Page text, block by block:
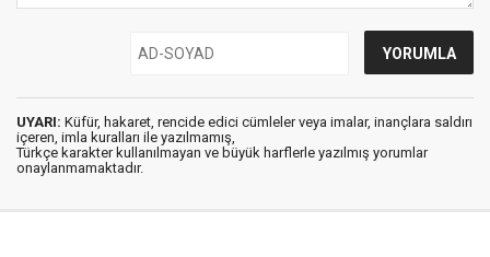
UYARI: Küfür, hakaret, rencide edici cümleler veya imalar, inançlara saldırı
içeren, imla kuralları ile yazılmamış,
Türkçe karakter kullanılmayan ve büyük harflerle yazılmış yorumlar
onaylanmamaktadır.